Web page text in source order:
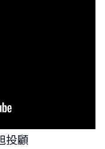
投顧